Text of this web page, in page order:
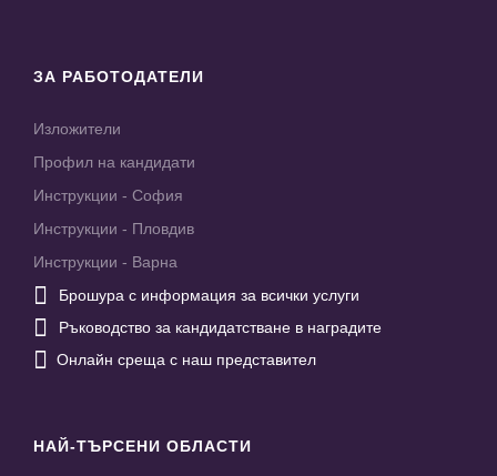
ЗА РАБОТОДАТЕЛИ
Изложители
Профил на кандидати
Инструкции - София
Инструкции - Пловдив
Инструкции - Варна
 Брошура с информация за всички услуги
 Ръководство за кандидатстване в наградите
 Онлайн среща с наш представител
НАЙ-ТЪРСЕНИ ОБЛАСТИ